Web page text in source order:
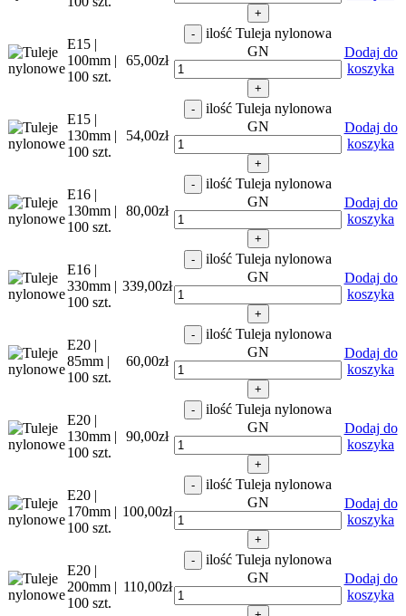
+
E15 |
100mm |
100 szt.
65,00zł
-
ilość Tuleja nylonowa
GN
+
Dodaj do
koszyka
E15 |
130mm |
100 szt.
54,00zł
-
ilość Tuleja nylonowa
GN
+
Dodaj do
koszyka
E16 |
130mm |
100 szt.
80,00zł
-
ilość Tuleja nylonowa
GN
+
Dodaj do
koszyka
E16 |
330mm |
100 szt.
339,00zł
-
ilość Tuleja nylonowa
GN
+
Dodaj do
koszyka
E20 |
85mm |
100 szt.
60,00zł
-
ilość Tuleja nylonowa
GN
+
Dodaj do
koszyka
E20 |
130mm |
100 szt.
90,00zł
-
ilość Tuleja nylonowa
GN
+
Dodaj do
koszyka
E20 |
170mm |
100 szt.
100,00zł
-
ilość Tuleja nylonowa
GN
+
Dodaj do
koszyka
E20 |
200mm |
100 szt.
110,00zł
-
ilość Tuleja nylonowa
GN
Dodaj do
koszyka